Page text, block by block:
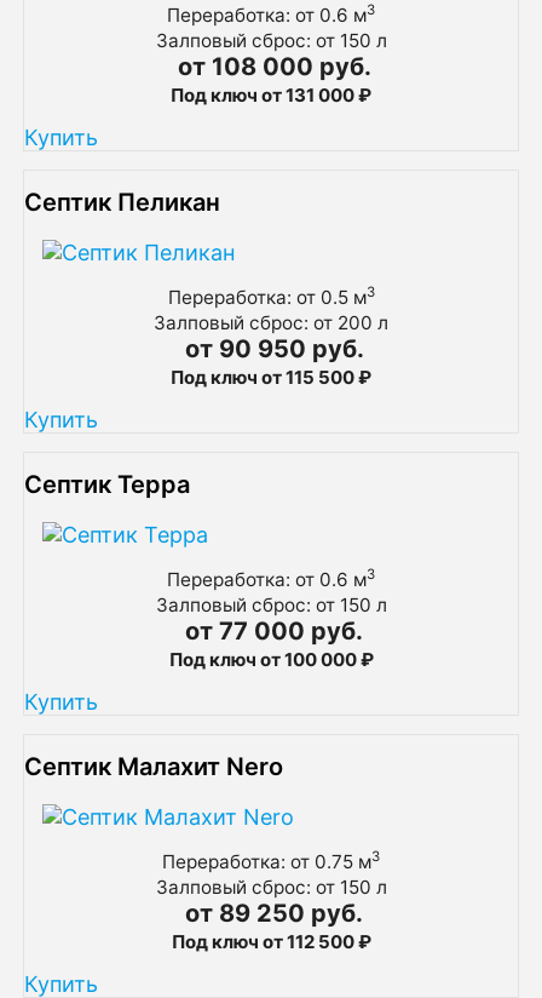
Переработка: от 0.6 м3
Залповый сброс: от 150 л
от 108 000 руб.
Под ключ от 131 000 ₽
Купить
Септик Пеликан
Переработка: от 0.5 м3
Залповый сброс: от 200 л
от 90 950 руб.
Под ключ от 115 500 ₽
Купить
Септик Терра
Переработка: от 0.6 м3
Залповый сброс: от 150 л
от 77 000 руб.
Под ключ от 100 000 ₽
Купить
Септик Малахит Nero
Переработка: от 0.75 м3
Залповый сброс: от 150 л
от 89 250 руб.
Под ключ от 112 500 ₽
Купить